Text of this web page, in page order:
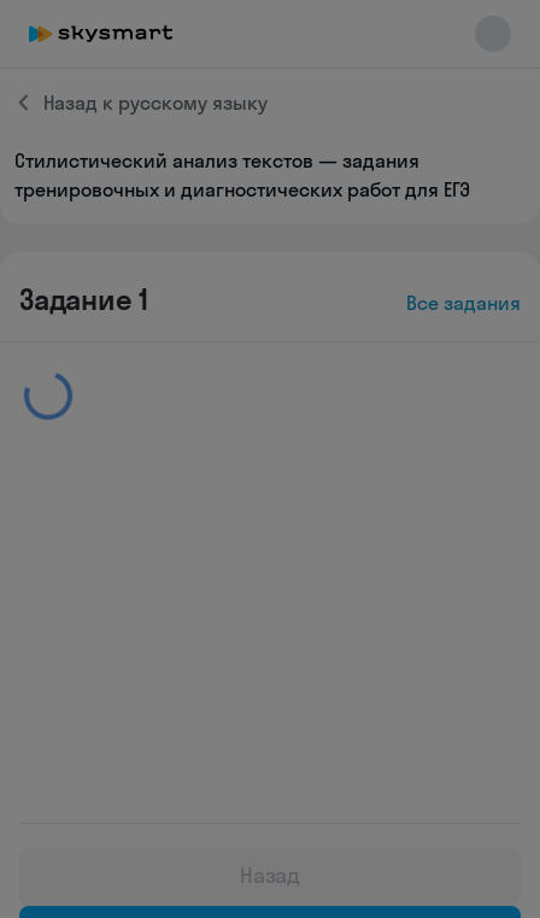
Назад к русскому языку
Стилистический анализ текстов — задания
тренировочных и диагностических работ для ЕГЭ
Задание 1 Все задания
Назад
online